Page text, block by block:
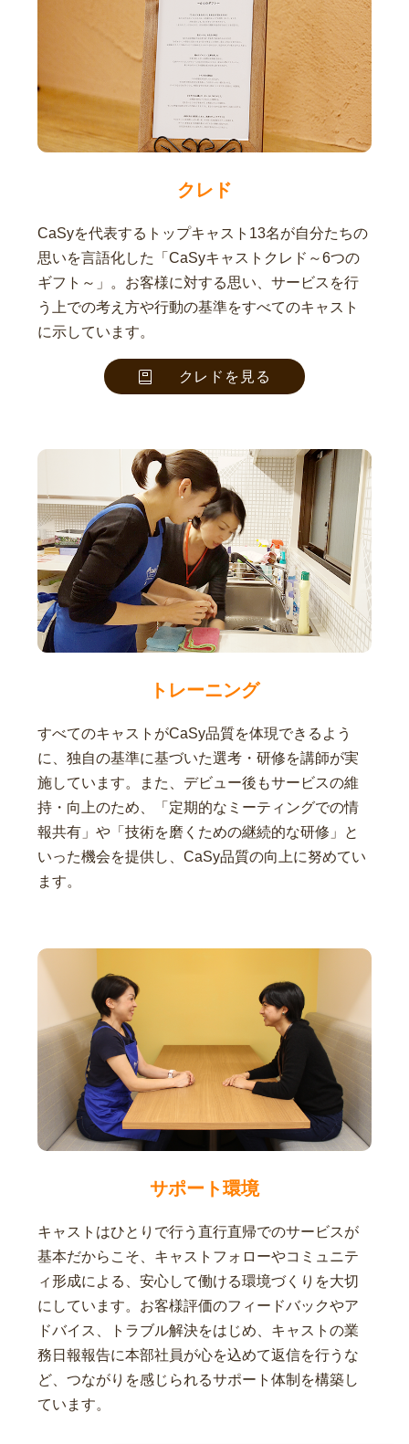
クレド
CaSyを代表するトップキャスト13名が自分たちの
思いを言語化した「CaSyキャストクレド～6つの
ギフト～」。お客様に対する思い、サービスを行
う上での考え方や行動の基準をすべてのキャスト
に示しています。
クレドを見る
トレーニング
すべてのキャストがCaSy品質を体現できるよう
に、独自の基準に基づいた選考・研修を講師が実
施しています。また、デビュー後もサービスの維
持・向上のため、「定期的なミーティングでの情
報共有」や「技術を磨くための継続的な研修」と
いった機会を提供し、CaSy品質の向上に努めてい
ます。
サポート環境
キャストはひとりで行う直行直帰でのサービスが
基本だからこそ、キャストフォローやコミュニテ
ィ形成による、安心して働ける環境づくりを大切
にしています。お客様評価のフィードバックやア
ドバイス、トラブル解決をはじめ、キャストの業
務日報報告に本部社員が心を込めて返信を行うな
ど、つながりを感じられるサポート体制を構築し
ています。